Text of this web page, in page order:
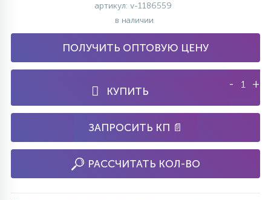
артикул: v-1186559
в наличии
ПОЛУЧИТЬ ОПТОВУЮ ЦЕНУ
КУПИТЬ
- +
ЗАПРОСИТЬ КП 📄
РАССЧИТАТЬ КОЛ-ВО